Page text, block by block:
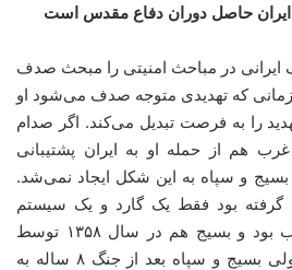
در مباحث امنیتی را مبحث صدف
که تهدیدی متوجه صدف می‌شود او
را به فرصت تبدیل می‌کند. اگر صدام
هم از حمله او به ایران پشتیبانی
و سپاه به این شکل ایجاد نمی‌شد.
گرفته بود فقط یک گارد و یک سیستم
کوچک حفاطتی برای انقلاب بود و بسیج هم در سال ۱۳۵۸ توسط
امام (ره) کارش آغاز شد ولی بسیج و سپاه بعد از جنگ ۸ ساله به